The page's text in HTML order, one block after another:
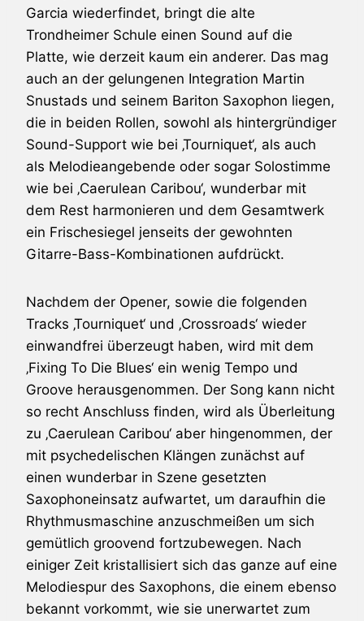
Garcia wiederfindet, bringt die alte
Trondheimer Schule einen Sound auf die
Platte, wie derzeit kaum ein anderer. Das mag
auch an der gelungenen Integration Martin
Snustads und seinem Bariton Saxophon liegen,
die in beiden Rollen, sowohl als hintergründiger
Sound-Support wie bei ‚Tourniquet‘, als auch
als Melodieangebende oder sogar Solostimme
wie bei ‚Caerulean Caribou‘, wunderbar mit
dem Rest harmonieren und dem Gesamtwerk
ein Frischesiegel jenseits der gewohnten
Gitarre-Bass-Kombinationen aufdrückt.
Nachdem der Opener, sowie die folgenden
Tracks ‚Tourniquet‘ und ‚Crossroads‘ wieder
einwandfrei überzeugt haben, wird mit dem
‚Fixing To Die Blues‘ ein wenig Tempo und
Groove herausgenommen. Der Song kann nicht
so recht Anschluss finden, wird als Überleitung
zu ‚Caerulean Caribou‘ aber hingenommen, der
mit psychedelischen Klängen zunächst auf
einen wunderbar in Szene gesetzten
Saxophoneinsatz aufwartet, um daraufhin die
Rhythmusmaschine anzuschmeißen um sich
gemütlich groovend fortzubewegen. Nach
einiger Zeit kristallisiert sich das ganze auf eine
Melodiespur des Saxophons, die einem ebenso
bekannt vorkommt, wie sie unerwartet zum